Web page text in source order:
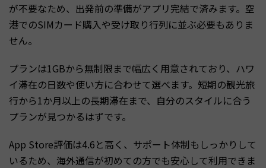
が不要なため、出発前の準備がアプリ完結で済みます。空
港でのSIMカード購入や受け取り行列に並ぶ必要もありま
せん。
プランは1GBから無制限まで幅広く用意されており、ハワ
イ滞在の日数や使い方に合わせて選べます。短期の観光旅
行から1か月以上の長期滞在まで、自分のスタイルに合う
プランが見つかるはずです。
App Store評価は4.6と高く、サポート体制もしっかりして
いるため、海外通信が初めての方でも安心して利用できま